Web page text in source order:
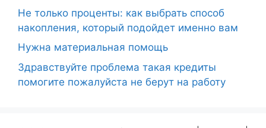
Не только проценты: как выбрать способ
накопления, который подойдет именно вам
Нужна материальная помощь
Здравствуйте проблема такая кредиты
помогите пожалуйста не берут на работу